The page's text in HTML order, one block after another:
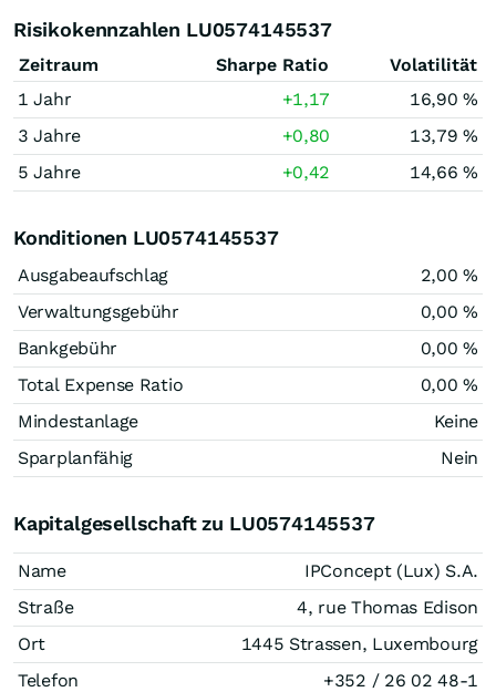
Risikokennzahlen LU0574145537
Zeitraum Sharpe Ratio
Volatilität
1 Jahr
+1,17
16,90 %
3 Jahre
+0,80
13,79 %
5 Jahre
+0,42 14,66 %
Konditionen LU0574145537
Ausgabeaufschlag
2,00 %
Verwaltungsgebühr
0,00 %
Bankgebühr
0,00 %
Total Expense Ratio
0,00 %
Mindestanlage
Keine
Sparplanfähig
Nein
Kapitalgesellschaft zu LU0574145537
Name
IPConcept (Lux) S.A.
Straße
4, rue Thomas Edison
Ort
1445 Strassen, Luxembourg
Telefon
+352 / 26 02 48-1